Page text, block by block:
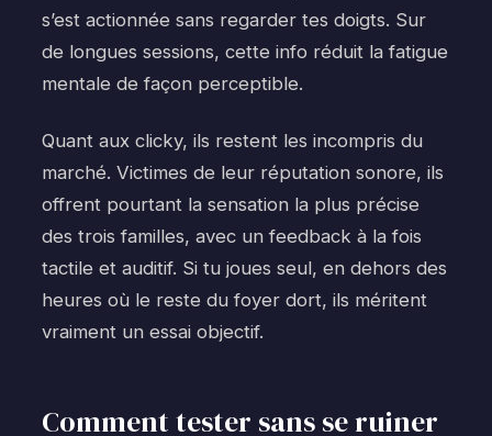
s’est actionnée sans regarder tes doigts. Sur
de longues sessions, cette info réduit la fatigue
mentale de façon perceptible.
Quant aux clicky, ils restent les incompris du
marché. Victimes de leur réputation sonore, ils
offrent pourtant la sensation la plus précise
des trois familles, avec un feedback à la fois
tactile et auditif. Si tu joues seul, en dehors des
heures où le reste du foyer dort, ils méritent
vraiment un essai objectif.
Comment tester sans se ruiner